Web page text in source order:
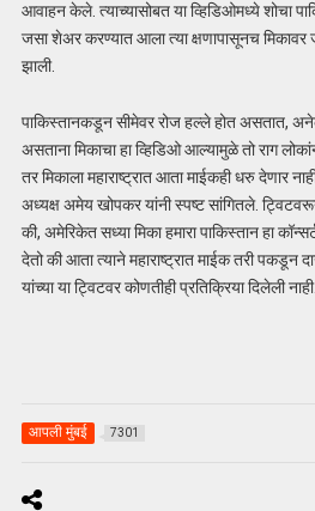
आवाहन केले. त्याच्यासोबत या व्हिडिओमध्ये शोचा
जसा शेअर करण्यात आला त्या क्षणापासूनच मिकावर
झाली.
पाकिस्तानकडून सीमेवर रोज हल्ले होत असतात,
असताना मिकाचा हा व्हिडिओ आल्यामुळे तो राग
तर मिकाला महाराष्ट्रात आता माईकही धरु देणार
अध्यक्ष अमेय खोपकर यांनी स्पष्ट सांगितले.
की, अमेरिकेत सध्या मिका हमारा पाकिस्तान हा
देतो की आता त्याने महाराष्ट्रात माईक तरी पकडून
यांच्या या ट्विटवर कोणतीही प्रतिक्रिया दिलेली नाही.
आपली मुंबई 7301